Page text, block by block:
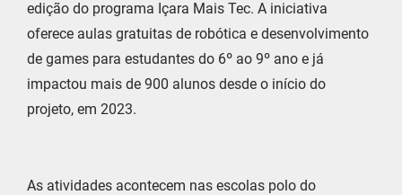
edição do programa Içara Mais Tec. A iniciativa
oferece aulas gratuitas de robótica e desenvolvimento
de games para estudantes do 6º ao 9º ano e já
impactou mais de 900 alunos desde o início do
projeto, em 2023.
As atividades acontecem nas escolas polo do